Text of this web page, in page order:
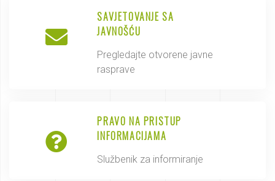
SAVJETOVANJE SA
JAVNOŠĆU
Pregledajte otvorene javne
rasprave
PRAVO NA PRISTUP
INFORMACIJAMA
Službenik za informiranje